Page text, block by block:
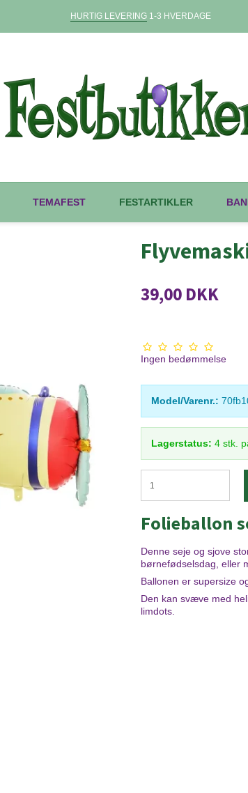
HURTIG LEVERING1-3 HVERDAGE
TEMAFEST FESTARTIKLER
39,00 DKK
Ingen bedømmelse
Model/Varenr.:
Lagerstatus: 4 stk.
Folieballon
Denne seje og sjove
børnefødselsdag, eller
Ballonen er supersize
Den kan svæve med
limdots.